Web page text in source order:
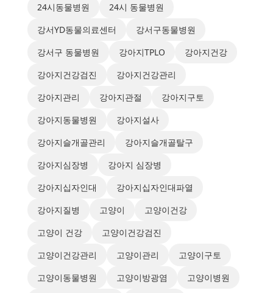
24시동물병원
24시 동물병원
강서YD동물의료센터
강서구동물병원
강서구 동물병원
강아지TPLO
강아지건강
강아지건강검진
강아지건강관리
강아지관리
강아지관절
강아지구토
강아지동물병원
강아지설사
강아지슬개골관리
강아지슬개골탈구
강아지심장병
강아지 심장병
강아지십자인대
강아지십자인대파열
강아지질병
고양이
고양이건강
고양이 건강
고양이건강검진
고양이건강관리
고양이관리
고양이구토
고양이동물병원
고양이방광염
고양이병원